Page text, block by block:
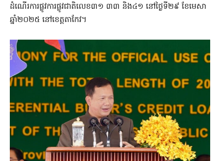
ដំណើរការផ្លូវការផ្លូវជាតិលេខ៣១ ៣៣ និង៤១ នៅថ្ងៃទី២៩ ខែមេសា
ឆ្នាំ២០២៥ នៅខេត្ដតាកែវ។